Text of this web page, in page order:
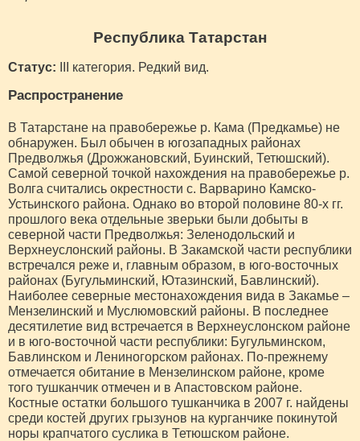
Республика Татарстан
Статус: III категория. Редкий вид.
Распространение
В Татарстане на правобережье р. Кама (Предкамье) не
обнаружен. Был обычен в югозападных районах
Предволжья (Дрожжановский, Буинский, Тетюшский).
Самой северной точкой нахождения на правобережье р.
Волга считались окрестности с. Варварино Камско-
Устьинского района. Однако во второй половине 80-х гг.
прошлого века отдельные зверьки были добыты в
северной части Предволжья: Зеленодольский и
Верхнеуслонский районы. В Закамской части республики
встречался реже и, главным образом, в юго-восточных
районах (Бугульминский, Ютазинский, Бавлинский).
Наиболее северные местонахождения вида в Закамье –
Мензелинский и Муслюмовский районы. В последнее
десятилетие вид встречается в Верхнеуслонском районе
и в юго-восточной части республики: Бугульминском,
Бавлинском и Лениногорском районах. По-прежнему
отмечается обитание в Мензелинском районе, кроме
того тушканчик отмечен и в Апастовском районе.
Костные остатки большого тушканчика в 2007 г. найдены
среди костей других грызунов на курганчике покинутой
норы крапчатого суслика в Тетюшском районе.